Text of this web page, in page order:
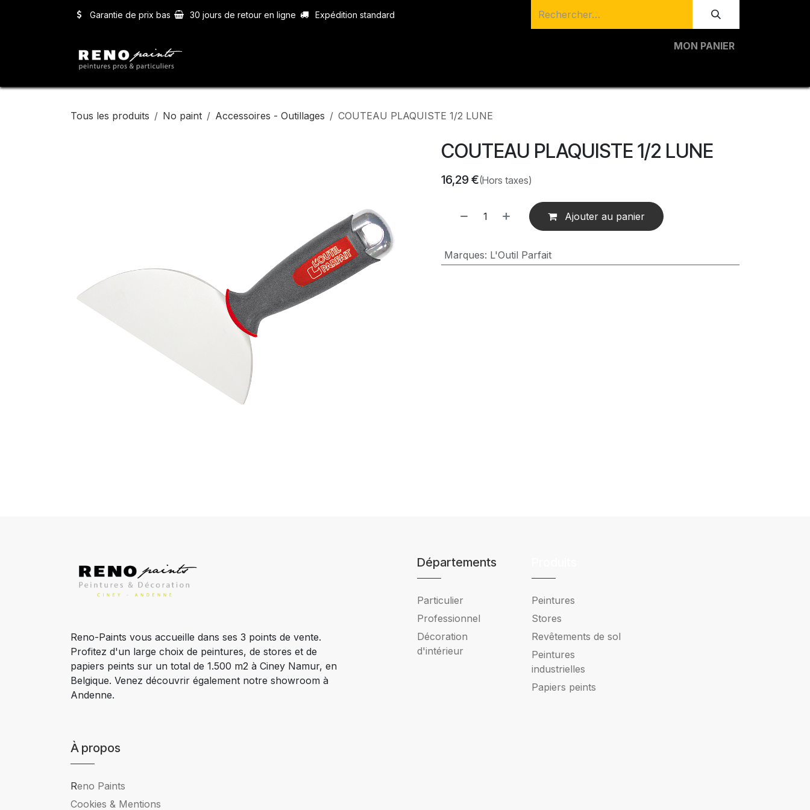
Garantie de prix bas 30 jours de retour en ligne Expédition standard
MON PANIER
Tous les produits No paint Accessoires - Outillages COUTEAU PLAQUISTE 1/2 LUNE
COUTEAU PLAQUISTE 1/2 LUNE
16,29€(Hors taxes)
Ajouter au panier
Marques: L'Outil Parfait
Reno-Paints vous accueille dans ses 3 points de vente.
Profitez d'un large choix de peintures, de stores et de
papiers peints sur un total de 1.500 m2 à Ciney Namur, en
Belgique. Venez découvrir également notre showroom à
Andenne.
Départements
Particulier
Professionnel
Décoration
d'intérieur
Peintures
Stores
Revêtements de sol
Peintures
industrielles
Papiers peints
À propos
Reno Paints
Cookies & Mentions